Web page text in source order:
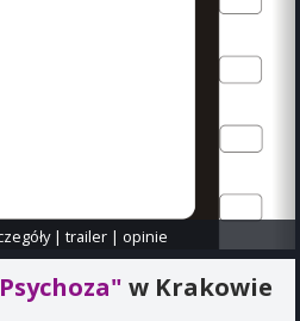
|trailer |opinie
w Krakowie